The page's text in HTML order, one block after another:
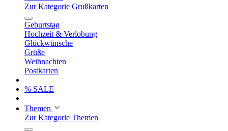
Zur Kategorie Grußkarten
Geburtstag
Hochzeit & Verlobung
Glückwünsche
Grüße
Weihnachten
Postkarten
% SALE
Themen
Zur Kategorie Themen